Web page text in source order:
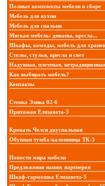
Полные комплекты мебели в сборе
Мебель для кухни
Мебель для спальни
Мягкая мебель: диваны, кресла...
Шкафы, комоды, мебель для
Столы, стулья, кресла и свет
Надувная, плетеная,
Как выбирать мебель?
Контакты
Стенка Элика 02-6
Прихожая Елизавета-3
Кровать Челси двуспальная
Обувная тумба-калошница ТК-3
Новости мира мебели
Предложения наших партнеров
Шкаф-гармошка Елизавета-5